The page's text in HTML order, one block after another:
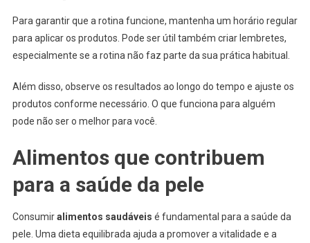
Para garantir que a rotina funcione, mantenha um horário regular
para aplicar os produtos. Pode ser útil também criar lembretes,
especialmente se a rotina não faz parte da sua prática habitual.
Além disso, observe os resultados ao longo do tempo e ajuste os
produtos conforme necessário. O que funciona para alguém
pode não ser o melhor para você.
Alimentos que contribuem
para a saúde da pele
Consumiralimentos saudáveis é fundamental para a saúde da
pele. Uma dieta equilibrada ajuda a promover a vitalidade e a